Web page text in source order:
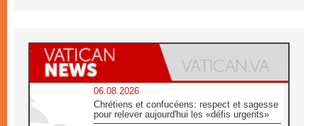
06.08.2026
Chrétiens et confucéens: respect et sagesse
pour relever aujourd'hui les «défis urgents»